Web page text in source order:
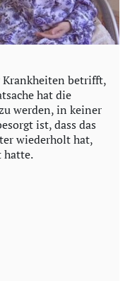
Krankheiten betrifft,
hat die
werden, in keiner
ist, dass das
wiederholt hat,
hatte.